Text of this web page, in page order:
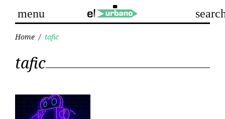
content
menu
Home / tafic
tafic
tafic